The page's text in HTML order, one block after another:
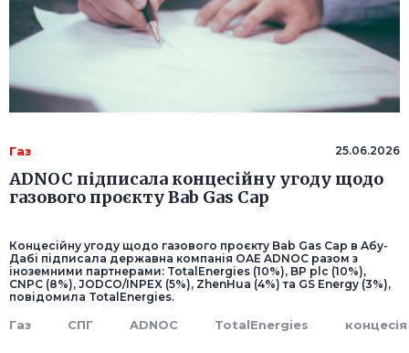
Газ 25.06.2026
ADNOC підписала концесійну угоду щодо
газового проєкту Bab Gas Cap
Концесійну угоду щодо газового проєкту Bab Gas Cap в Абу-
Дабі підписала державна компанія ОАЕ ADNOC разом з
іноземними партнерами: TotalEnergies (10%), BP plc (10%),
CNPC (8%), JODCO/INPEX (5%), ZhenHua (4%) та GS Energy (3%),
повідомила TotalEnergies.
Газ СПГ ADNOC TotalEnergies концесія